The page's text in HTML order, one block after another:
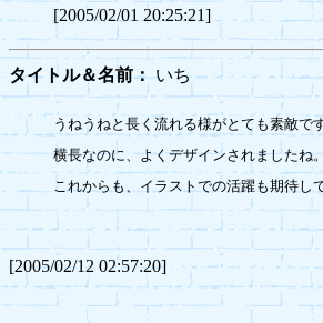
[2005/02/01 20:25:21]
タイトル＆名前： いち
うねうねと長く流れる様がとても素敵です
横長なのに、よくデザインされましたね
これからも、イラストでの活躍も期待し
[2005/02/12 02:57:20]